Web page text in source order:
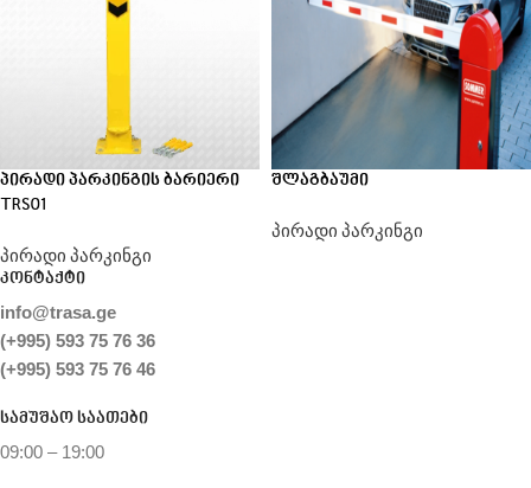
პირადი პარკინგის ბარიერი
TRS01
პირადი პარკინგი
შლაგბაუმი
პირადი პარკინგი
კონტაქტი
info@trasa.ge
(+995) 593 75 76 36
(+995) 593 75 76 46
სამუშაო საათები
09:00 – 19:00